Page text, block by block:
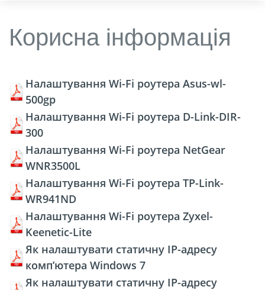
Корисна інформація
Налаштування Wi-Fi роутера Asus-wl-
500gp
Налаштування Wi-Fi роутера D-Link-DIR-
300
Налаштування Wi-Fi роутера NetGear
WNR3500L
Налаштування Wi-Fi роутера TP-Link-
WR941ND
Налаштування Wi-Fi роутера Zyxel-
Keenetic-Lite
Як налаштувати статичну IP-адресу
комп’ютера Windows 7
Як налаштувати статичну IP-адресу